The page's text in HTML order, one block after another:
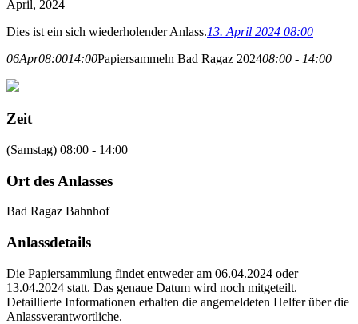
April, 2024
Dies ist ein sich wiederholender Anlass.13. April 2024 08:00
06Apr08:0014:00Papiersammeln Bad Ragaz 202408:00 - 14:00
Zeit
(Samstag) 08:00 - 14:00
Ort des Anlasses
Bad Ragaz Bahnhof
Anlassdetails
Die Papiersammlung findet entweder am 06.04.2024 oder
13.04.2024 statt. Das genaue Datum wird noch mitgeteilt.
Detaillierte Informationen erhalten die angemeldeten Helfer über die
Anlassverantwortliche.